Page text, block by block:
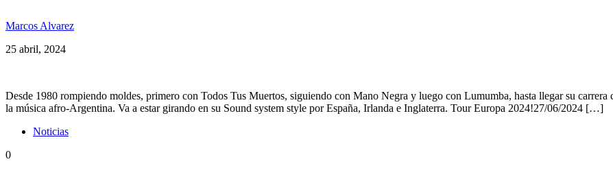
Marcos Alvarez
25 abril, 2024
Desde 1980 rompiendo moldes, primero con Todos Tus Muertos, siguiendo con Mano Negra y luego con Lumumba, hasta llegar su
la música afro-Argentina. Va a estar girando en su Sound system style por España, Irlanda e Inglaterra. Tour Europa 2024!27/06/2024 […]
Noticias
0